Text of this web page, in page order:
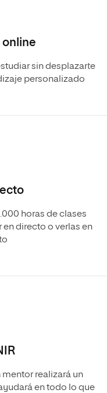
online
sin desplazarte
personalizado
horas de clases
en directo o verlas en
mentor realizará un
en todo lo que